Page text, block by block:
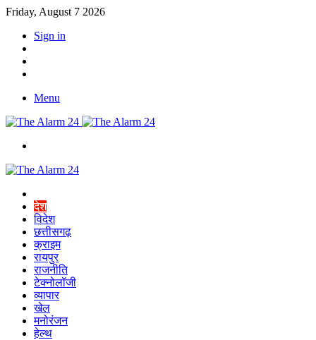
Friday, August 7 2026
Sign in
Menu
देश
विदेश
छत्तीसगढ़
क्राइम
रायपुर
राजनीति
टेक्नोलॉजी
व्यापार
खेल
मनोरंजन
हेल्थ